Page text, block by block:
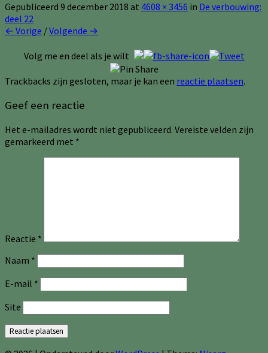
Gepubliceerd 9 december 2018 at 4608 × 3456 in De verbouwing:
deel 22
← Vorige /Volgende →
Volg me en deel als je wilt
Trackbacks zijn gesloten, maar je kan een reactie plaatsen.
Geef een reactie
Het e-mailadres wordt niet gepubliceerd. Vereiste velden zijn
gemarkeerd met *
Reactie *
Naam *
E-mail *
Site